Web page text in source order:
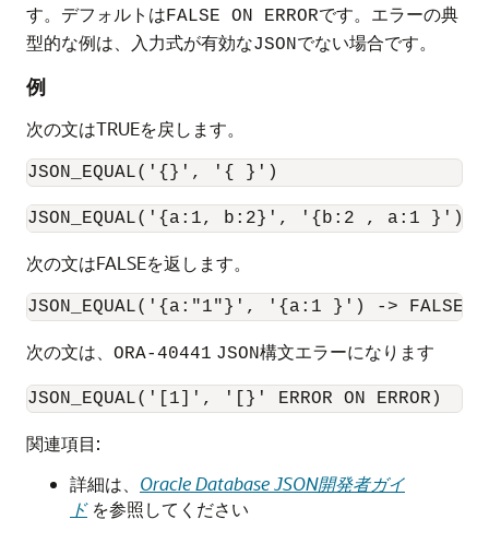
す。デフォルトはFALSE ON ERRORです。エラーの典
型的な例は、入力式が有効なJSONでない場合です。
例
次の文はTRUEを戻します。
JSON_EQUAL('{}', '{ }')
JSON_EQUAL('{a:1, b:2}', '{b:2 , a:1 }')
次の文はFALSEを返します。
JSON_EQUAL('{a:"1"}', '{a:1 }') -> FALSE
次の文は、 ORA-40441 JSON構文エラーになります
JSON_EQUAL('[1]', '[}' ERROR ON ERROR)
関連項目:
詳細は、 Oracle Database JSON開発者ガイ
ドを参照してください